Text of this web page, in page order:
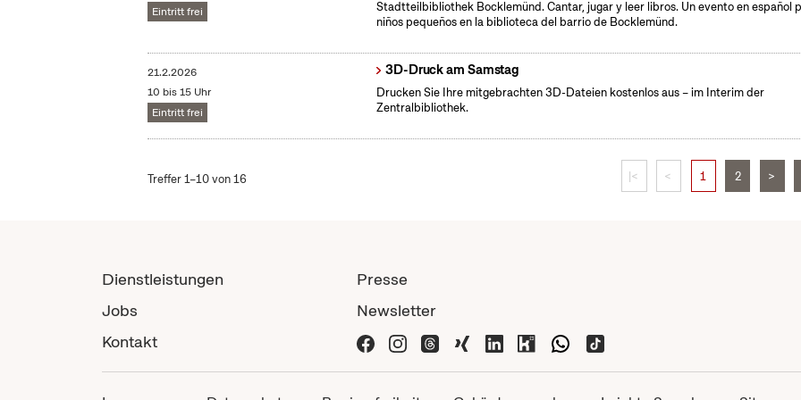
Eintritt frei
Stadtteilbibliothek Bocklemünd. Cantar, jugar y leer libros. Un evento en español
niños pequeños en la biblioteca del barrio de Bocklemünd.
21.2.2026
10 bis 15 Uhr
Eintritt frei
3D-Druck am Samstag
Drucken Sie Ihre mitgebrachten 3D-Dateien kostenlos aus – im Interim der
Zentralbibliothek.
Treffer 1–10 von 16 |< < 1 2 >
Dienstleistungen
Jobs
Kontakt
Presse
Newsletter